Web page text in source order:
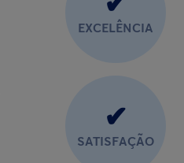
EXCELÊNCIA
✔
SATISFAÇÃO